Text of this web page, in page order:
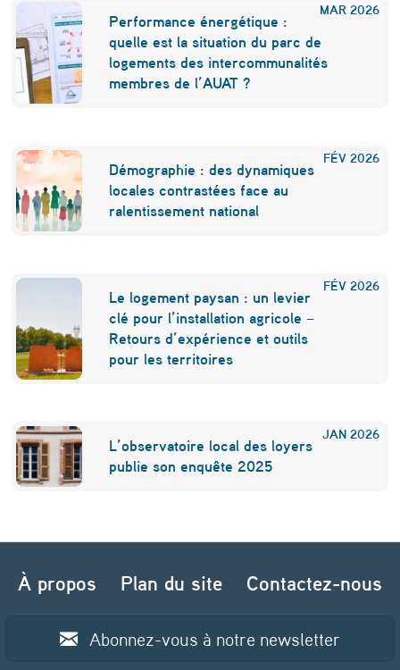
MAR 2026
Performance énergétique :
quelle est la situation du parc de
logements des intercommunalités
membres de l’AUAT ?
FÉV 2026
Démographie : des dynamiques
locales contrastées face au
ralentissement national
FÉV 2026
Le logement paysan : un levier
clé pour l’installation agricole –
Retours d’expérience et outils
pour les territoires
JAN 2026
L’observatoire local des loyers
publie son enquête 2025
Navigation de l’article
À propos
Plan du site Contactez-nous
Abonnez-vous à notre newsletter